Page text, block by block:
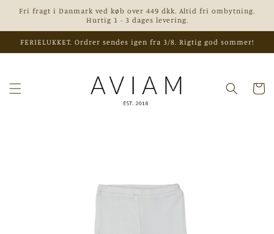
Gå til
Fri fragt i Danmark ved køb over 449 dkk. Altid fri ombytning.
Hurtig 1 - 3 dages levering.
FERIELUKKET. Ordrer sendes igen fra 3/8. Rigtig god sommer!